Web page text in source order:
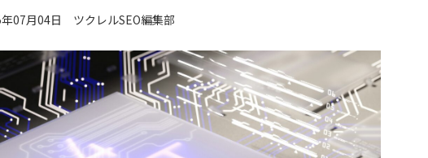
07月04日 ツクレルSEO編集部